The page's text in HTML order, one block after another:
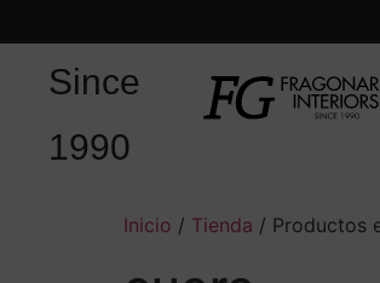
Since
1990
Inicio / Tienda / Productos